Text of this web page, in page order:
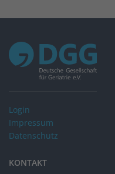
Login
Impressum
Datenschutz
KONTAKT